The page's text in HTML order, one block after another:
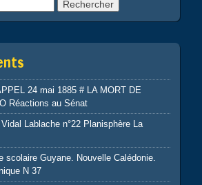
24 mai 1885 # LA MORT DE
Réactions au Sénat
Lablache n°22 Planisphère La
scolaire Guyane. Nouvelle Calédonie.
N 37